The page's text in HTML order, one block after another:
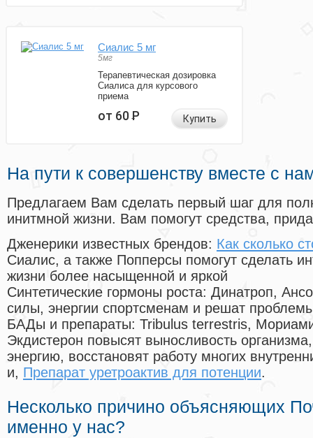
Сиалис 5 мг
5мг
Терапевтическая дозировка
Сиалиса для курсового
приема
от 60Р Купить
На пути к совершенству вместе с
Предлагаем Вам сделать первый шаг для
инитмной жизни. Вам помогут средства,
Дженерики известных брендов: Как сколько
Сиалис, а также Попперсы помогут сделать
жизни более насыщенной и яркой
Синтетические гормоны роста: Динатроп,
силы, энергии спортсменам и решат
БАДы и препараты: Tribulus terrestris,
Экдистерон повысят выносливость
энергию, восстановят работу многих
и, Препарат уретроактив для потенции.
Несколько причино объясняющих
именно у нас?